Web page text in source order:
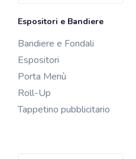
Science4You
Sole e Pioggia
Espositori e Bandiere
Bandiere e Fondali
Espositori
Porta Menù
Roll-Up
Tappetino pubblicitario